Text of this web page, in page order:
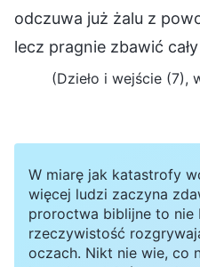
odczuwa już żalu z
lecz pragnie zbawić
(Dzieło i wejście (7),
W miarę jak katastrofy
więcej ludzi zaczyna
proroctwa biblijne to nie
rzeczywistość
oczach. Nikt nie wie, co